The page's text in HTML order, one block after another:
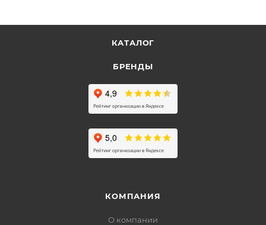
КАТАЛОГ
БРЕНДЫ
КОМПАНИЯ
О компании